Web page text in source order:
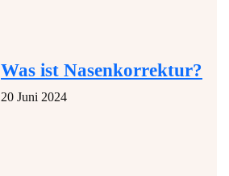
Was ist Nasenkorrektur?
20 Juni 2024